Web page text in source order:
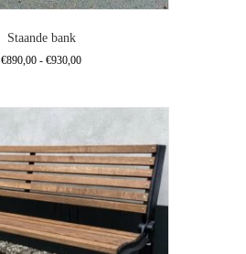
Staande bank
€890,00 - €930,00Prijsklasse:
€930,00
variaties.
Deze
optie
gekozen
worden